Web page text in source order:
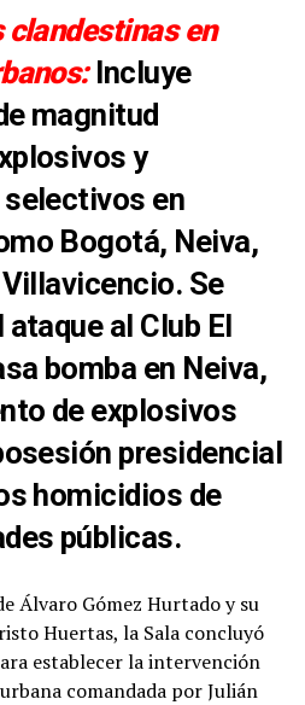
clandestinas en
Incluye
magnitud
y
en
Bogotá, Neiva,
Se
al Club El
bomba en Neiva,
de explosivos
presidencial
homicidios de
públicas.
Álvaro Gómez Hurtado y su
Huertas, la Sala concluyó
establecer la intervención
comandada por Julián